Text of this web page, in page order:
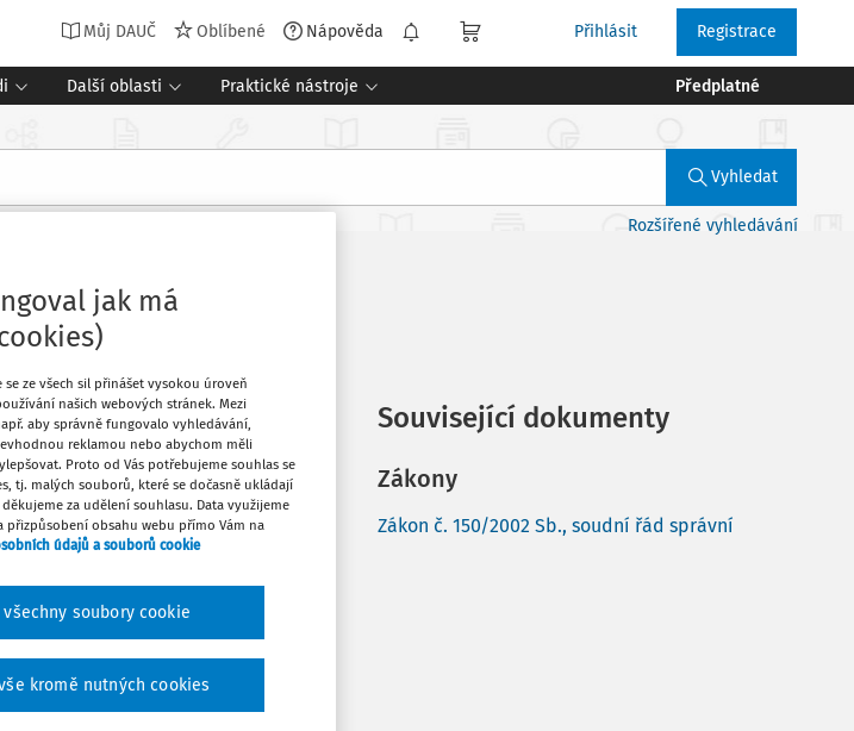
Můj DAUČ Oblíbené Nápověda Přihlásit Registrace
Další oblasti Praktické nástroje Předplatné
Vyhledat
Rozšířené vyhledávání
zájem
čtení
soud o
stížnosti.
Oblíbené
Stáhnout
Tisknout
Sdílet
Související dokumenty
Zákony
Zákon č. 150/2002 Sb., soudní řád správní
jak má
se ze všech sil přinášet vysokou úroveň
našich webových stránek. Mezi
aby správně fungovalo vyhledávání,
reklamou nebo abychom měli
Proto od Vás potřebujeme souhlas se
tj. malých souborů, které se dočasně ukládají
za udělení souhlasu. Data využijeme
přizpůsobení obsahu webu přímo Vám na
údajů a souborů cookie
kromě nutných cookies
soubory cookie